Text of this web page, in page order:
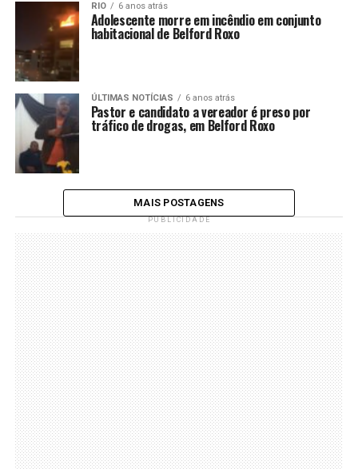
RIO 6 anos atrás
Adolescente morre em incêndio em conjunto
habitacional de Belford Roxo
ÚLTIMAS NOTÍCIAS 6 anos atrás
Pastor e candidato a vereador é preso por
tráfico de drogas, em Belford Roxo
MAIS POSTAGENS
PUBLICIDADE